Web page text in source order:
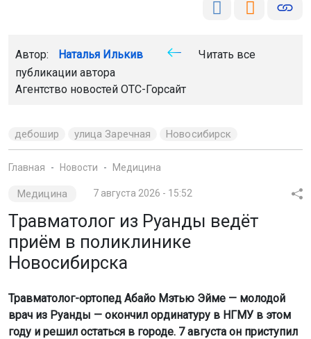
Автор: Наталья Илькив
Читать все
публикации автора
Агентство новостей ОТС-Горсайт
дебошир улица Заречная Новосибирск
Главная Новости Медицина
Медицина 7 августа 2026 - 15:52
Травматолог из Руанды ведёт
приём в поликлинике
Новосибирска
Травматолог-ортопед Абайо Мэтью Эйме — молодой
врач из Руанды — окончил ординатуру в НГМУ в этом
году и решил остаться в городе. 7 августа он приступил